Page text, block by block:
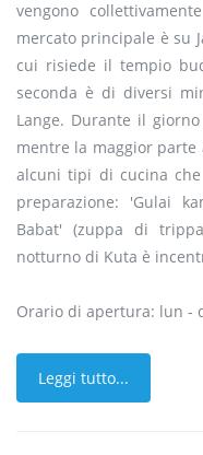
vengono
mercato principale è su
cui risiede il tempio
seconda è di diversi
Lange. Durante il
mentre la maggior
alcuni tipi di cucina
preparazione: 'Gulai
Babat' (zuppa di
notturno di Kuta è
Orario di apertura: lun -
Leggi tutto...